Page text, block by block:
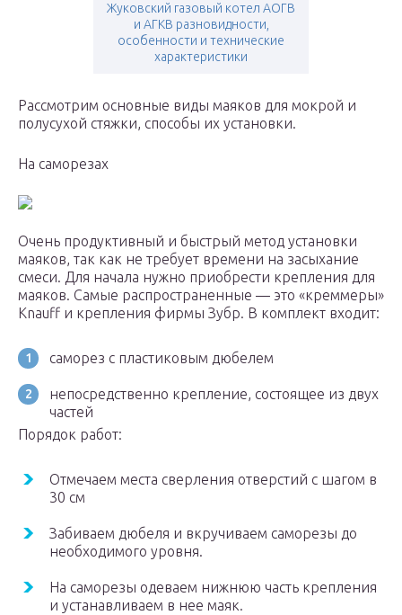
Жуковский газовый котел АОГВ
и АГКВ разновидности,
особенности и технические
характеристики
Рассмотрим основные виды маяков для мокрой и
полусухой стяжки, способы их установки.
На саморезах
Очень продуктивный и быстрый метод установки
маяков, так как не требует времени на засыхание
смеси. Для начала нужно приобрести крепления для
маяков. Самые распространенные — это «креммеры»
Knauff и крепления фирмы Зубр. В комплект входит:
саморез с пластиковым дюбелем
непосредственно крепление, состоящее из двух
частей
Порядок работ:
Отмечаем места сверления отверстий с шагом в
30 см
Забиваем дюбеля и вкручиваем саморезы до
необходимого уровня.
На саморезы одеваем нижнюю часть крепления
и устанавливаем в нее маяк.